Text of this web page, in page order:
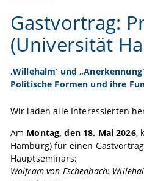
Gastvortrag:
(Universität
‚Willehalm‘ und
Politische Formen und ihre
Wir laden alle Interessierten
Am Montag, den 18. Mai 2026,
Hamburg) für einen
Hauptseminars:
Wolfram von Eschenbach: